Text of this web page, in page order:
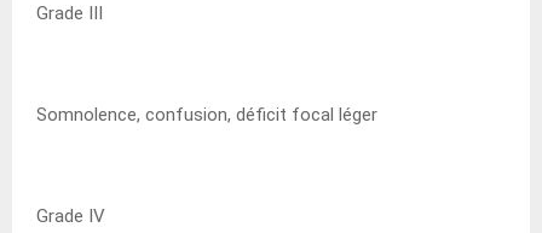
Grade III
Somnolence, confusion, déficit focal léger
Grade IV